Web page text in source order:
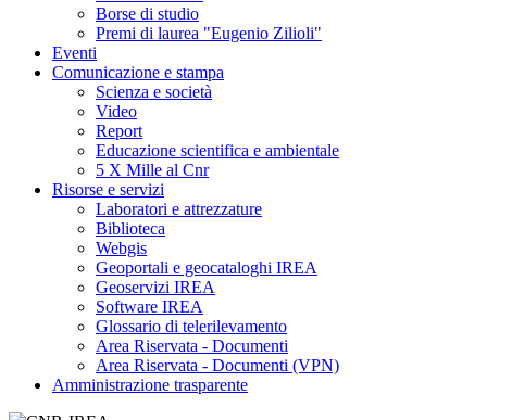
Borse di studio
Premi di laurea "Eugenio Zilioli"
Eventi
Comunicazione e stampa
Scienza e società
Video
Report
Educazione scientifica e ambientale
5 X Mille al Cnr
Risorse e servizi
Laboratori e attrezzature
Biblioteca
Webgis
Geoportali e geocataloghi IREA
Geoservizi IREA
Software IREA
Glossario di telerilevamento
Area Riservata - Documenti
Area Riservata - Documenti (VPN)
Amministrazione trasparente